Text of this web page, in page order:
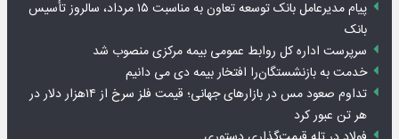
پیام مدیرعامل بانک توسعه تعاون به مناسبت ۱۵ مرداد، سالروز تأسیس
بانک
سرپرست اداره کل روابط عمومی بیمه مرکزی منصوب شد
خدمت به بازنشستگان‌را افتخار بیمه دی می دانیم
تداوم صعود مس در بازارهای جهانی؛ قیمت فلز سرخ از ۱۴هزار دلار در
هر تن عبور کرد